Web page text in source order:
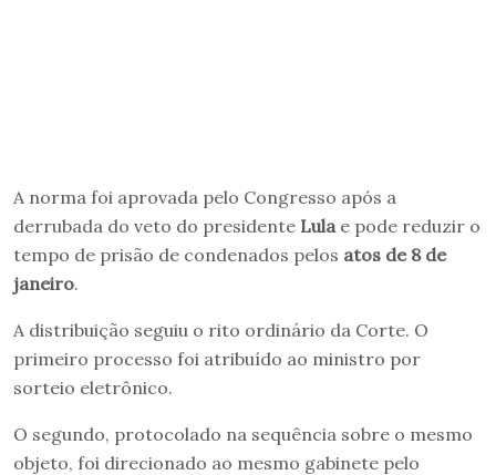
A norma foi aprovada pelo Congresso após a
derrubada do veto do presidente Lula e pode reduzir o
tempo de prisão de condenados pelos atos de 8 de
janeiro.
A distribuição seguiu o rito ordinário da Corte. O
primeiro processo foi atribuído ao ministro por
sorteio eletrônico.
O segundo, protocolado na sequência sobre o mesmo
objeto, foi direcionado ao mesmo gabinete pelo